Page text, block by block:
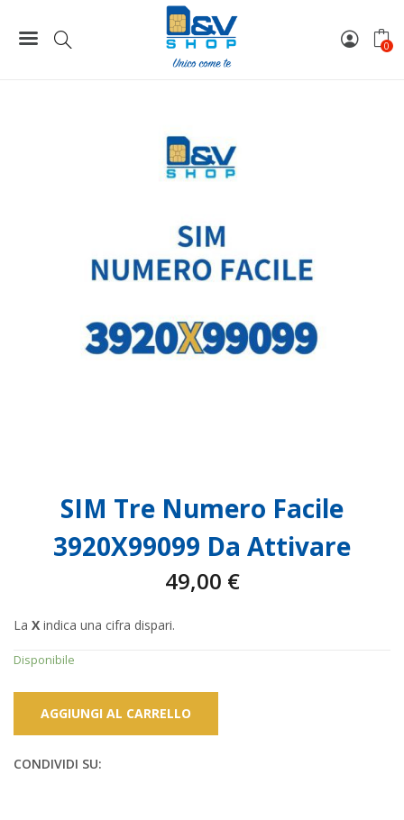
0
SIM Tre Numero Facile 3920X99099 Da Attivare
SIM Tre Numero Facile
3920X99099 Da Attivare
49,00 €
La X indica una cifra dispari.
Disponibile
AGGIUNGI AL CARRELLO
CONDIVIDI SU: